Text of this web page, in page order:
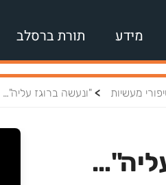
מידע תורת ברסלב
מעשיות > "ונעשה ברוגז עליה"…